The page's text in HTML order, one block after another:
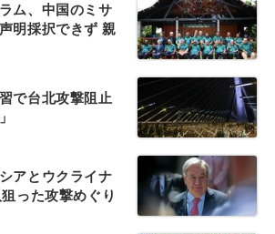
ム、中国のミサ
明採択できず 親
で台北攻撃阻止
アとウクライナ
った攻撃めぐり